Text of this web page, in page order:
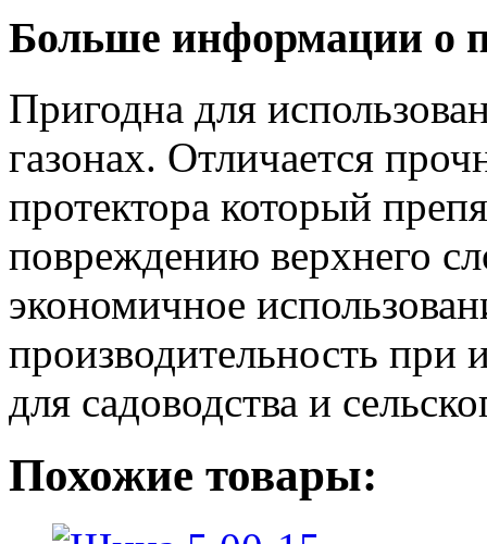
Больше информации о
Пригодна для
газонах. Отличается
протектора который
повреждению верхнего
экономичное
производительность при
для садоводства и
Похожие товары: